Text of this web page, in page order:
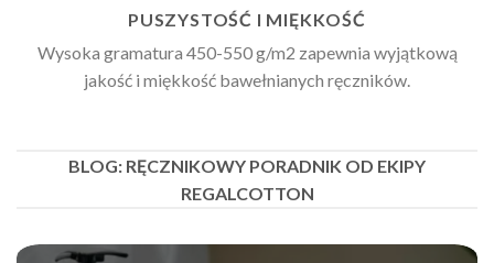
PUSZYSTOŚĆ I MIĘKKOŚĆ
Wysoka gramatura 450-550 g/m2 zapewnia wyjątkową
jakość i miękkość bawełnianych ręczników.
BLOG: RĘCZNIKOWY PORADNIK OD EKIPY
REGALCOTTON